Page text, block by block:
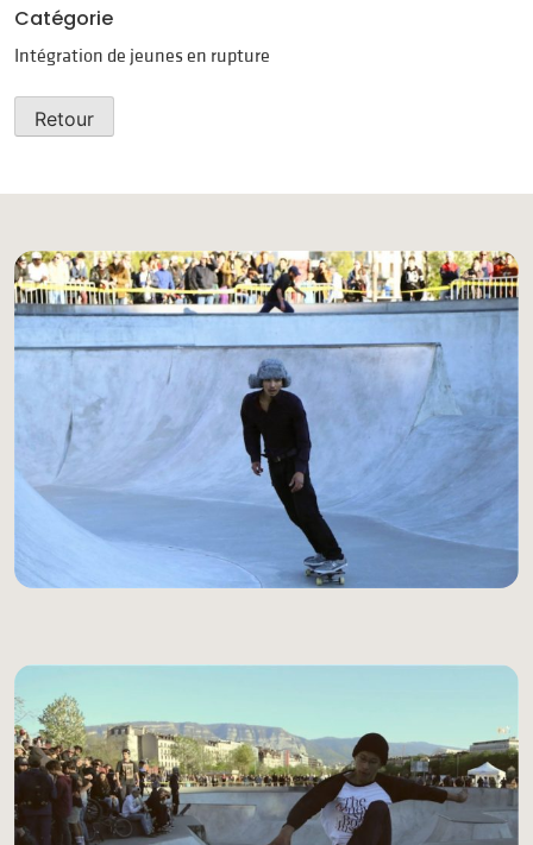
Catégorie
Intégration de jeunes en rupture
Retour